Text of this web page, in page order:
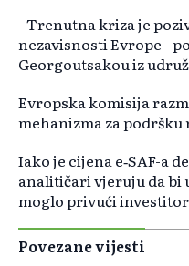
- Trenutna kriza je
nezavisnosti Evrope -
Georgoutsakou iz
Evropska komisija
mehanizma za podršku
Iako je cijena e‑SAF-a
analitičari vjeruju da bi
moglo privući
Povezane vijesti